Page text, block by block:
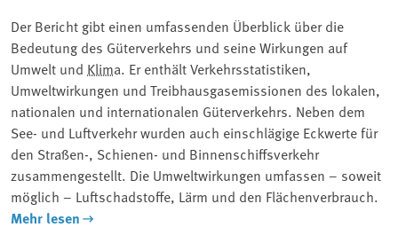
Der Bericht gibt einen umfassenden Überblick über die
Bedeutung des Güterverkehrs und seine Wirkungen auf
Umwelt und Klima. Er enthält Verkehrsstatistiken,
Umweltwirkungen und Treibhausgasemissionen des lokalen,
nationalen und internationalen Güterverkehrs. Neben dem
See- und Luftverkehr wurden auch einschlägige Eckwerte für
den Straßen-, Schienen- und Binnenschiffsverkehr
zusammengestellt. Die Umweltwirkungen umfassen – soweit
möglich – Luftschadstoffe, Lärm und den Flächenverbrauch.
Mehr lesen